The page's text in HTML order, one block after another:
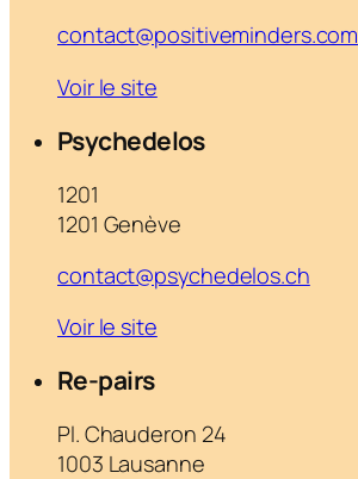
contact@positiveminders.com
Voir le site
Psychedelos
1201
1201 Genève
contact@psychedelos.ch
Voir le site
Re-pairs
Pl. Chauderon 24
1003 Lausanne